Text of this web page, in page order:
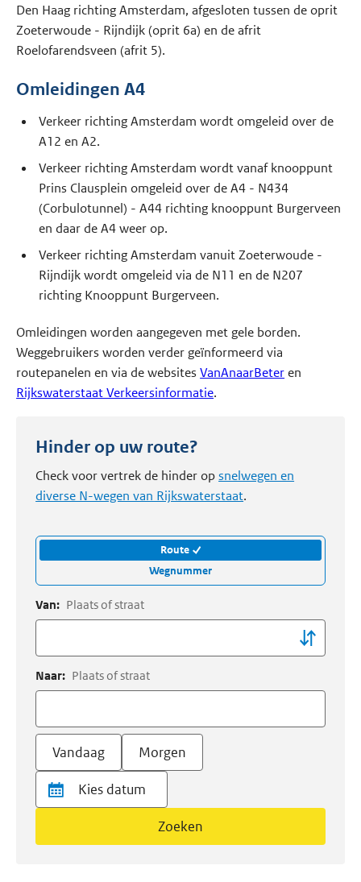
Den Haag richting Amsterdam, afgesloten tussen de oprit
Zoeterwoude - Rijndijk (oprit 6a) en de afrit
Roelofarendsveen (afrit 5).
Omleidingen A4
Verkeer richting Amsterdam wordt omgeleid over de
A12 en A2.
Verkeer richting Amsterdam wordt vanaf knooppunt
Prins Clausplein omgeleid over de A4 - N434
(Corbulotunnel) - A44 richting knooppunt Burgerveen
en daar de A4 weer op.
Verkeer richting Amsterdam vanuit Zoeterwoude -
Rijndijk wordt omgeleid via de N11 en de N207
richting Knooppunt Burgerveen.
Omleidingen worden aangegeven met gele borden.
Weggebruikers worden verder geïnformeerd via
routepanelen en via de websitesVanAnaarBeteren
Rijkswaterstaat Verkeersinformatie.
Hinder op uw route?
Check voor vertrek de hinder opsnelwegen en
diverse N-wegen van Rijkswaterstaat.
Route
Wegnummer
Van: Plaats of straat
Naar: Plaats of straat
Vandaag Morgen
Zoeken